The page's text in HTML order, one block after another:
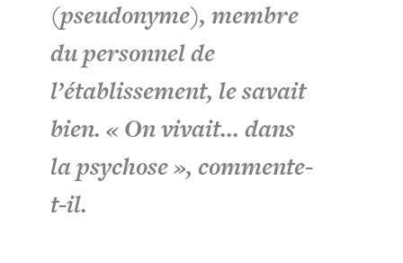
(pseudonyme), membre
du personnel de
l’établissement, le savait
bien. « On vivait... dans
la psychose», commente-
t-il.